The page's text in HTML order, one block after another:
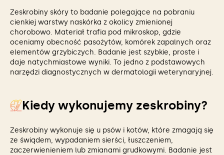
Zeskrobiny skóry to badanie polegające na pobraniu
cienkiej warstwy naskórka z okolicy zmienionej
chorobowo. Materiał trafia pod mikroskop, gdzie
oceniamy obecność pasożytów, komórek zapalnych oraz
elementów grzybiczych. Badanie jest szybkie, proste i
daje natychmiastowe wyniki. To jedno z podstawowych
narzędzi diagnostycznych w dermatologii weterynaryjnej.
Kiedy wykonujemy zeskrobiny?
Zeskrobiny wykonuje się u psów i kotów, które zmagają się
ze świądem, wypadaniem sierści, łuszczeniem,
zaczerwienieniem lub zmianami grudkowymi. Badanie jest